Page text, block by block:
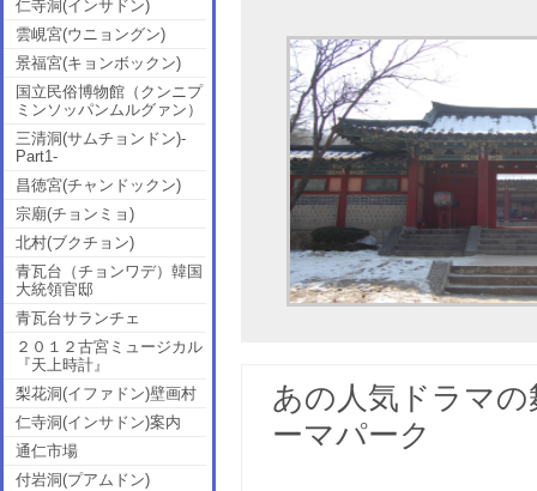
仁寺洞(インサドン)
雲峴宮(ウニョングン)
景福宮(キョンボックン)
国立民俗博物館（クンニプ
ミンソッパンムルグァン）
三清洞(サムチョンドン)-
Part1-
昌徳宮(チャンドックン)
宗廟(チョンミョ)
北村(ブクチョン)
青瓦台（チョンワデ）韓国
大統領官邸
青瓦台サランチェ
２０１２古宮ミュージカル
『天上時計』
梨花洞(イファドン)壁画村
仁寺洞(インサドン)案内
通仁市場
付岩洞(プアムドン)
あの人気ドラマ
ーマパーク